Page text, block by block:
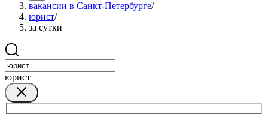
вакансии в Санкт-Петербурге/
юрист/
за сутки
юрист